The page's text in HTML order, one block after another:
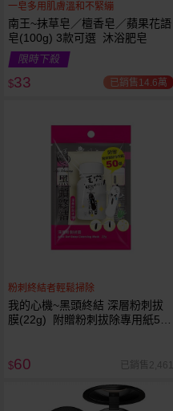
立刻送
一皂多用肌膚溫和不緊繃
南王~抹草皂／檀香皂／蘋果花語
皂(100g) 3款可選 沐浴肥皂
限時下殺
$33 已銷售14.6萬
粉刺終結者輕鬆掃除
我的心機~黑頭終結 深層粉刺拔
膜(22g) 附贈粉刺拔除專用紙50
$60 已銷售2,461